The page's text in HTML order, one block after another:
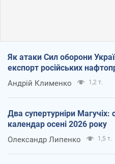
Як атаки Сил оборони
експорт російських
Андрій Клименко 1,2 т.
Два супертурніри Магучіх:
календар осені 2026 року
Олександр Липенко 1,5 т.